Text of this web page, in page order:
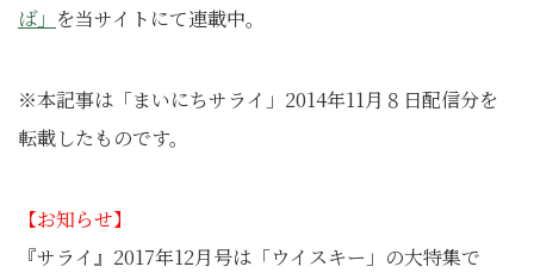
ば」 を当サイトにて連載中。
※本記事は「まいにちサライ」2014年11月８日配信分を
転載したものです。
【お知らせ】
『サライ』2017年12月号は「ウイスキー」の大特集で